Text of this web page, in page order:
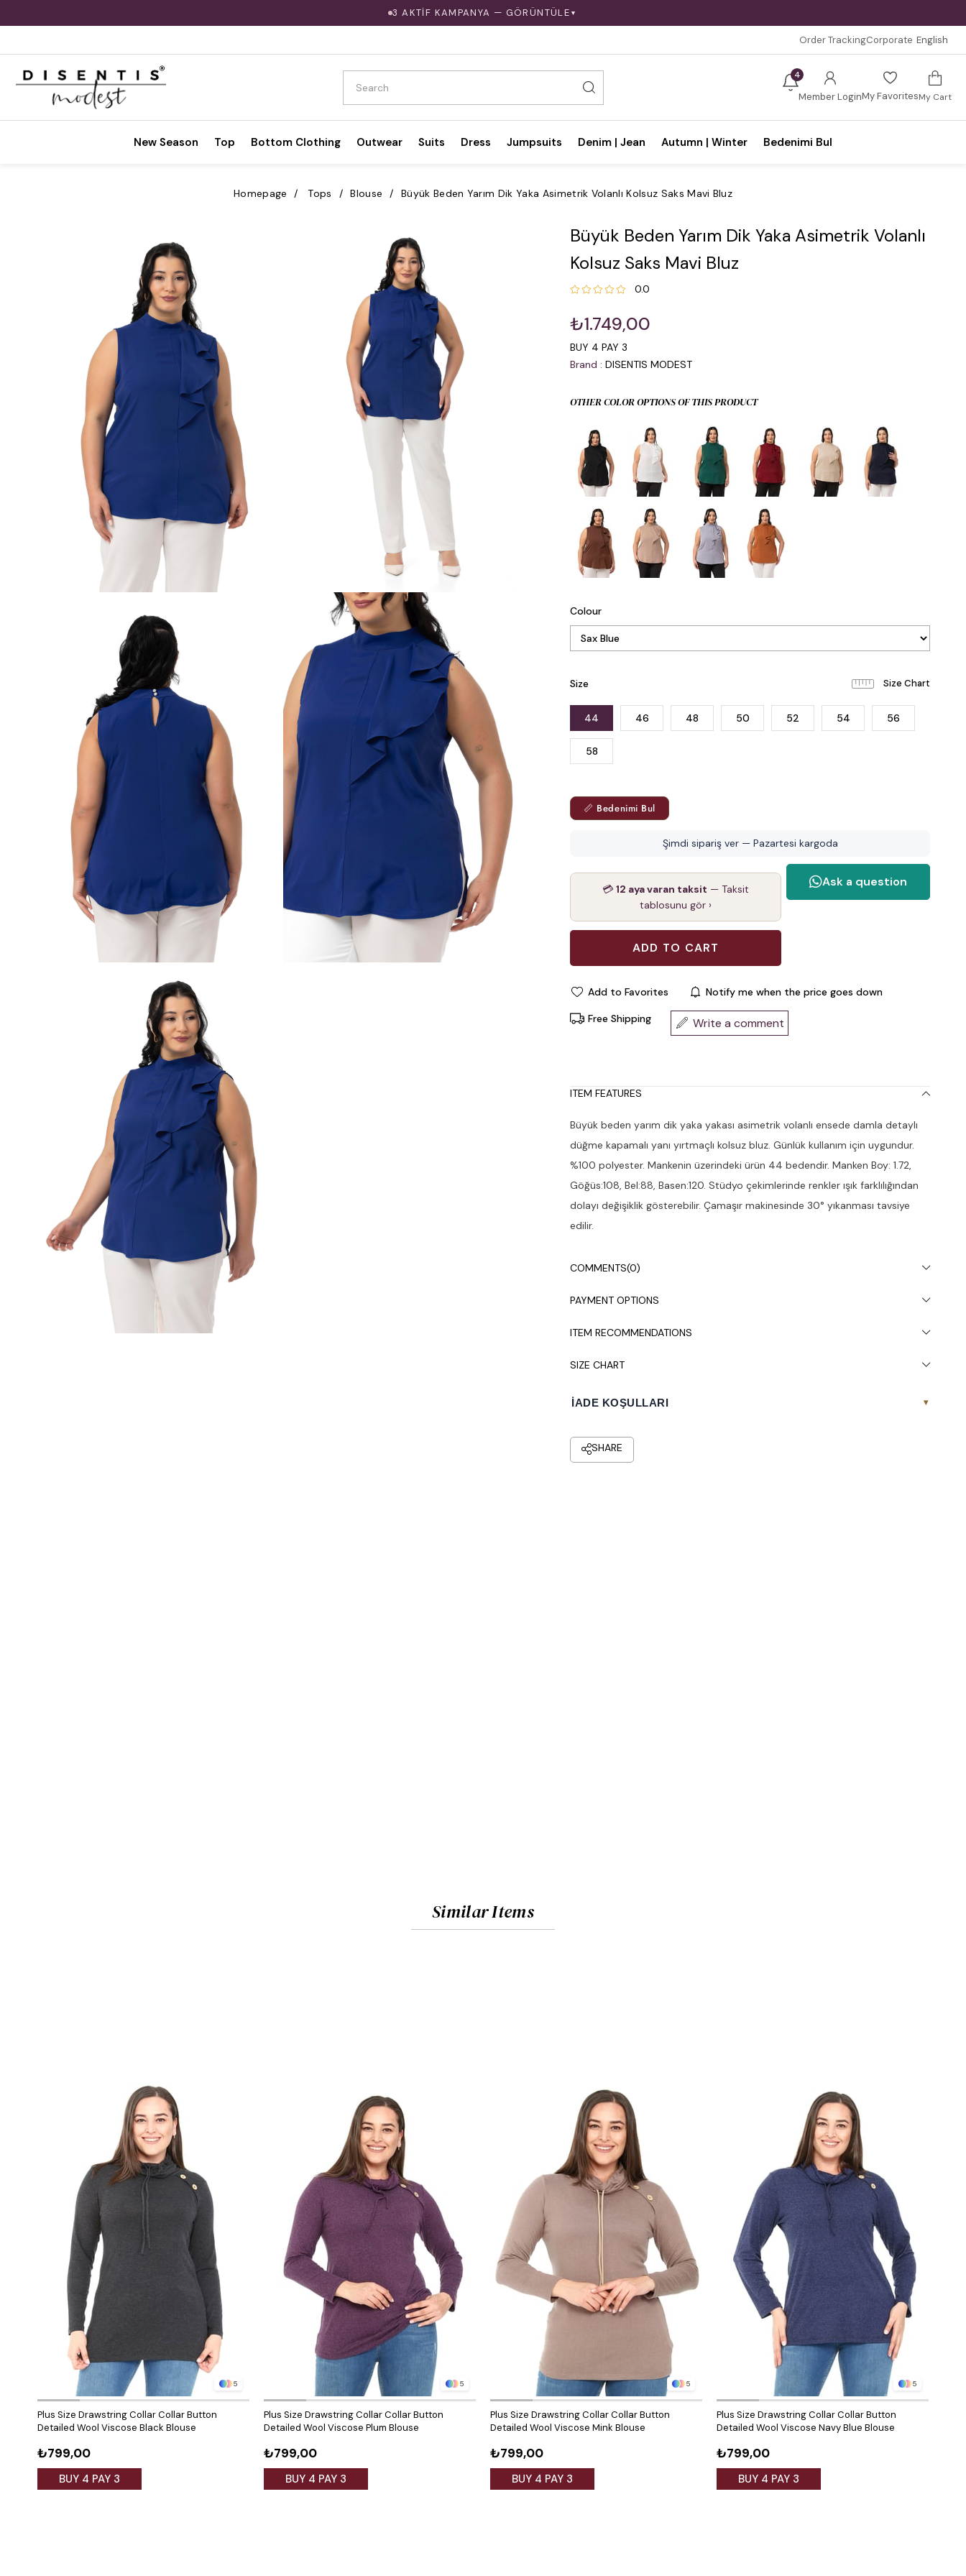
3 AKTİF KAMPANYA — GÖRÜNTÜLE ▼
Order TrackingCorporate English
4
Member LoginMy FavoritesMy Cart
New Season Top Bottom Clothing Outwear Suits Dress Jumpsuits Denim | Jean Autumn | Winter Bedenimi Bul
Homepage Tops Blouse Büyük Beden Yarım Dik Yaka Asimetrik Volanlı Kolsuz Saks Mavi Bluz
Büyük Beden Yarım Dik Yaka Asimetrik Volanlı
Kolsuz Saks Mavi Bluz
0.0
₺1.749,00
BUY 4 PAY 3
Brand : DISENTIS MODEST
OTHER COLOR OPTIONS OF THIS PRODUCT
Colour
Size
44 46 48 50 52 54 56
58
📏 Bedenimi Bul
Şimdi sipariş ver — Pazartesi kargoda
💳12 aya varan taksit — Taksit
tablosunu gör ›
Add to Favorites Notify me when the price goes down
Free Shipping Write a comment
ITEM FEATURES
Büyük beden yarım dik yaka yakası asimetrik volanlı ensede damla detaylı
düğme kapamalı yanı yırtmaçlı kolsuz bluz. Günlük kullanım için uygundur.
%100 polyester. Mankenin üzerindeki ürün 44 bedendir. Manken Boy: 1.72,
Göğüs:108, Bel:88, Basen:120. Stüdyo çekimlerinde renkler ışık farklılığından
dolayı değişiklik gösterebilir. Çamaşır makinesinde 30° yıkanması tavsiye
edilir.
COMMENTS(0)
PAYMENT OPTIONS
ITEM RECOMMENDATIONS
SIZE CHART
İADE KOŞULLARI ▾
Similar Items
5
Plus Size Drawstring Collar Collar Button
Detailed Wool Viscose Black Blouse
₺799,00
BUY 4 PAY 3
5
Plus Size Drawstring Collar Collar Button
Detailed Wool Viscose Plum Blouse
₺799,00
BUY 4 PAY 3
5
Plus Size Drawstring Collar Collar Button
Detailed Wool Viscose Mink Blouse
₺799,00
BUY 4 PAY 3
5
Plus Size Drawstring Collar Collar Button
Detailed Wool Viscose Navy Blue Blouse
₺799,00
BUY 4 PAY 3